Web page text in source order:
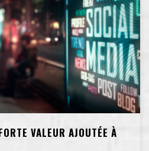
VALEUR AJOUTÉE À